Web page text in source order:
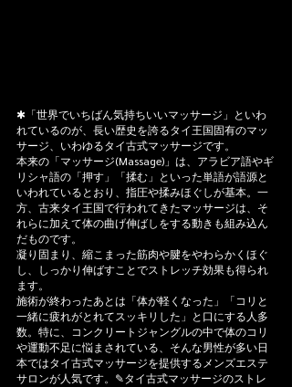
✱「世界でいちばん気持ちいいマッサージ」といわ
れているのが、長い歴史を誇るタイ王国固有のマッ
サージ、いわゆるタイ古式マッサージです。
本来の「マッサージ(Massage)」は、アラビア語やギ
リシャ語の「押す」「揉む」といった単語が語源と
いわれているとおり、指圧や揉みほぐしが基本。一
方、古来タイ王国で行われてきたマッサージは、そ
れらに加えて体の曲げ伸ばしをする動きも組み込ん
だものです。
凝り固まり、縮こまった筋肉や腱をやわらかくほぐ
し、しっかり伸ばすことでストレッチ効果も得られ
ます。
施術が終わったあとは「体が軽くなった」「コリと
一緒に疲れがとれてスッキリした」と口にする人多
数。特に、コンクリートジャングルの中で体のコリ
や運動不足に悩まされている、そんな男性が多い日
本ではタイ古式マッサージを提供するメンズエステ
サロンが人気です。✎タイ古式マッサージのストレ